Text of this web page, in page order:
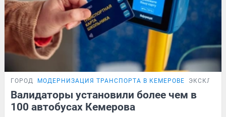
ГОРОД МОДЕРНИЗАЦИЯ ТРАНСПОРТА В КЕМЕРОВЕ
Валидаторы установили более чем в
100 автобусах Кемерова